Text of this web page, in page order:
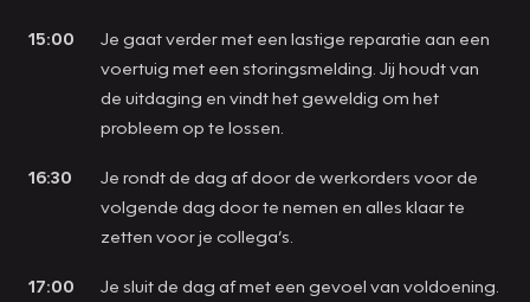
15:00
Je gaat verder met een lastige reparatie aan een
voertuig met een storingsmelding. Jij houdt van
de uitdaging en vindt het geweldig om het
probleem op te lossen.
16:30
Je rondt de dag af door de werkorders voor de
volgende dag door te nemen en alles klaar te
zetten voor je collega’s.
17:00
Je sluit de dag af met een gevoel van voldoening.